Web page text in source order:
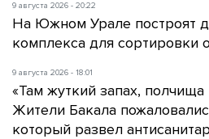
9 августа 2026 - 20:22
На Южном Урале построят
комплекса для сортировки
9 августа 2026 - 18:01
«Там жуткий запах, полчища
Жители Бакала
который развел